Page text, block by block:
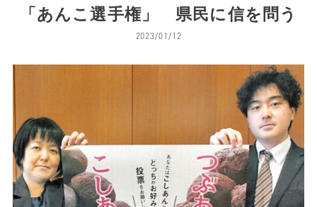
「あんこ選手権」 県民に信を問う
2023/01/12